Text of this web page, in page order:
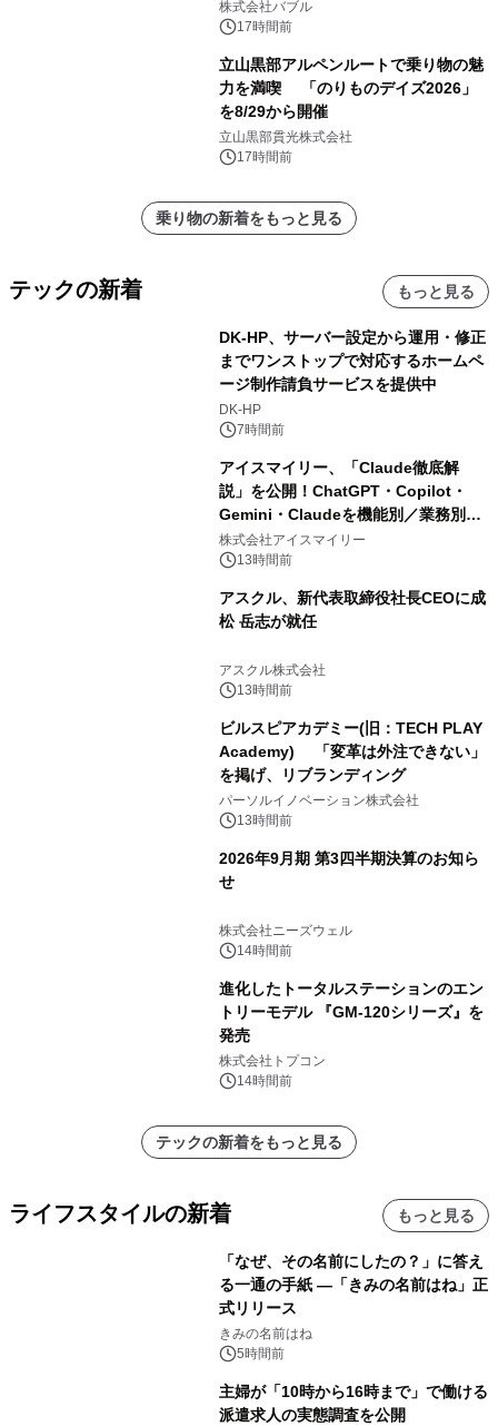
株式会社バブル
17時間前
立山黒部アルペンルートで乗り物の魅
力を満喫 「のりものデイズ2026」
を8/29から開催
立山黒部貫光株式会社
17時間前
乗り物の新着をもっと見る
テックの新着 もっと見る
DK-HP、サーバー設定から運用・修正
までワンストップで対応するホームペ
ージ制作請負サービスを提供中
DK-HP
7時間前
アイスマイリー、「Claude徹底解
説」を公開！ChatGPT・Copilot・
Gemini・Claudeを機能別／業務別に
比較―自社に合う生成AIの選び方がわ
かる実践ガイド
株式会社アイスマイリー
13時間前
アスクル、新代表取締役社長CEOに成
松 岳志が就任
アスクル株式会社
13時間前
ビルスピアカデミー(旧：TECH PLAY
Academy) 「変革は外注できない」
を掲げ、リブランディング
パーソルイノベーション株式会社
13時間前
2026年9月期 第3四半期決算のお知ら
せ
株式会社ニーズウェル
14時間前
進化したトータルステーションのエン
トリーモデル 『GM-120シリーズ』を
発売
株式会社トプコン
14時間前
テックの新着をもっと見る
ライフスタイルの新着 もっと見る
「なぜ、その名前にしたの？」に答え
る一通の手紙 ―「きみの名前はね」正
式リリース
きみの名前はね
5時間前
主婦が「10時から16時まで」で働ける
派遣求人の実態調査を公開